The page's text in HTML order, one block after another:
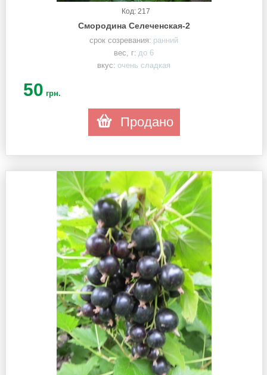
Код: 217
Смородина Селеченская-2
срок созревания: ранний
вес, г: до 6
вкус: очень сладкая
50 грн.
Продано